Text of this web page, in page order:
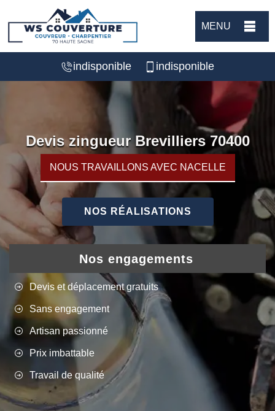
MENU
indisponible indisponible
Devis zingueur Brevilliers 70400
NOUS TRAVAILLONS AVEC NACELLE
NOS RÉALISATIONS
Nos engagements
Devis et déplacement gratuits
Sans engagement
Artisan passionné
Prix imbattable
Travail de qualité